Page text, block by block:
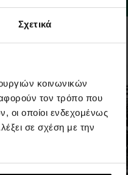
Σχετικά
κοινωνικών
τον τρόπο που
οι οποίοι ενδεχομένως
σε σχέση με την
189,00 €